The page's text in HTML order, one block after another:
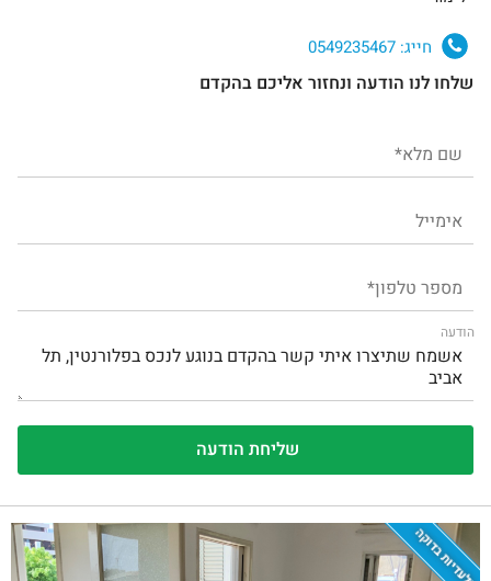
חייג:
שלחו לנו הודעה ונחזור אליכם בהקדם
הודעה
בלעדיות בדוקה